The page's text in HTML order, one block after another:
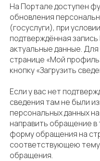
На Портале доступен
обновления
(госуслуги), при
подтверждённая
актуальные данные.
странице «Мой
кнопку «Загрузить
Если у вас нет
сведения там не были
персональных данных
направить обращение в
форму обращения на
соответствующею
обращения.